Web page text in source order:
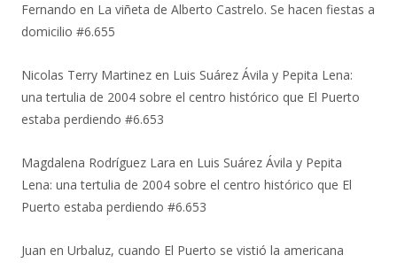
Fernando en La viñeta de Alberto Castrelo. Se hacen fiestas a
domicilio #6.655
Nicolas Terry Martinez en Luis Suárez Ávila y Pepita Lena:
una tertulia de 2004 sobre el centro histórico que El Puerto
estaba perdiendo #6.653
Magdalena Rodríguez Lara en Luis Suárez Ávila y Pepita
Lena: una tertulia de 2004 sobre el centro histórico que El
Puerto estaba perdiendo #6.653
Juan en Urbaluz, cuando El Puerto se vistió la americana